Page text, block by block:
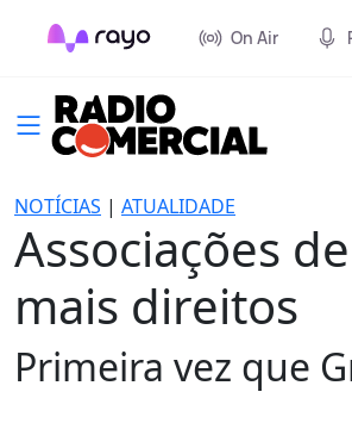
On Air
NOTÍCIAS | ATUALIDADE
Associações
mais direitos
Primeira vez que